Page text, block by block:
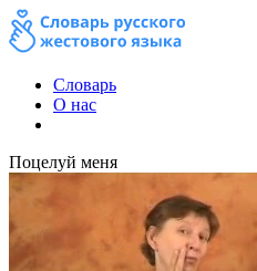
Словарь
О нас
Поцелуй меня